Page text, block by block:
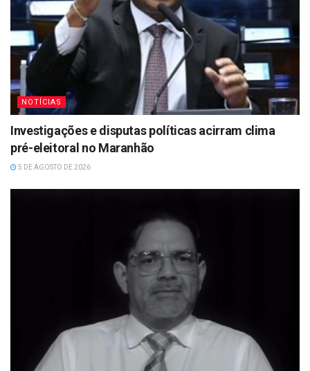
NOTÍCIAS
Investigações e disputas políticas acirram clima
pré-eleitoral no Maranhão
5 DE AGOSTO DE 2026